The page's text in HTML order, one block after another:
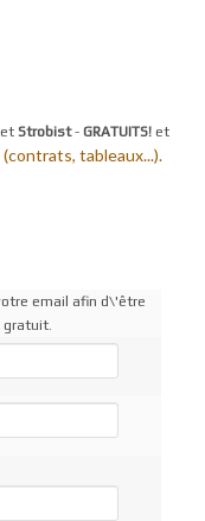
et Strobist- GRATUITS! et
tableaux...).
email afin d\'être